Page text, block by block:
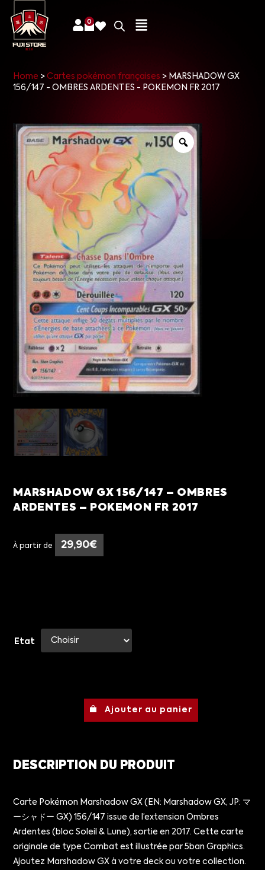
0
Home >Cartes pokémon françaises > MARSHADOW GX
156/147 - OMBRES ARDENTES - POKEMON FR 2017
MARSHADOW GX 156/147 – OMBRES
ARDENTES – POKEMON FR 2017
À partir de 29,90€
Etat
Ajouter au panier
DESCRIPTION DU PRODUIT
Carte Pokémon Marshadow GX (EN: Marshadow GX, JP: マ
ーシャドー GX) 156/147 issue de l’extension Ombres
Ardentes (bloc Soleil & Lune), sortie en 2017. Cette carte
originale de type Combat est illustrée par 5ban Graphics.
Ajoutez Marshadow GX à votre deck ou votre collection.